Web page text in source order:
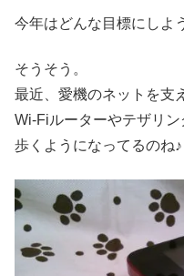
今年はどんな目標にしよ
そうそう。
最近、愛機のネットを支
Wi-Fiルーターやテザリ
歩くようになってるのね♪